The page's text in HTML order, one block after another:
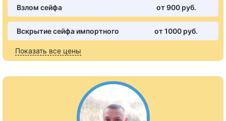
Взлом сейфа от 900 pуб.
Вскрытие сейфа импортного от 1000 pуб.
Показать все цены